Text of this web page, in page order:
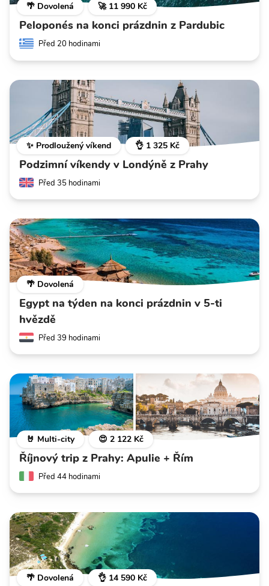
🌴 Dovolená 🚀 11 990 Kč
Peloponés na konci prázdnin z Pardubic
Před 20 hodinami
✨ Prodloužený víkend 👌 1 325 Kč
Podzimní víkendy v Londýně z Prahy
Před 35 hodinami
🌴 Dovolená
Egypt na týden na konci prázdnin v 5-ti
hvězdě
Před 39 hodinami
🤘 Multi-city 😍 2 122 Kč
Říjnový trip z Prahy: Apulie + Řím
Před 44 hodinami
🌴 Dovolená 👌 14 590 Kč